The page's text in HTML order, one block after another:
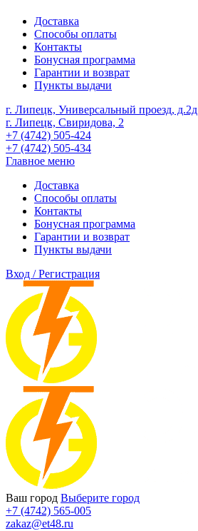
Доставка
Способы оплаты
Контакты
Бонусная программа
Гарантии и возврат
Пункты выдачи
г. Липецк, Универсальный проезд, д.2д
г. Липецк, Свиридова, 2
+7 (4742) 505-424
+7 (4742) 505-434
Главное меню
Доставка
Способы оплаты
Контакты
Бонусная программа
Гарантии и возврат
Пункты выдачи
Вход / Регистрация
Ваш город Выберите город
+7 (4742) 565-005
zakaz@et48.ru